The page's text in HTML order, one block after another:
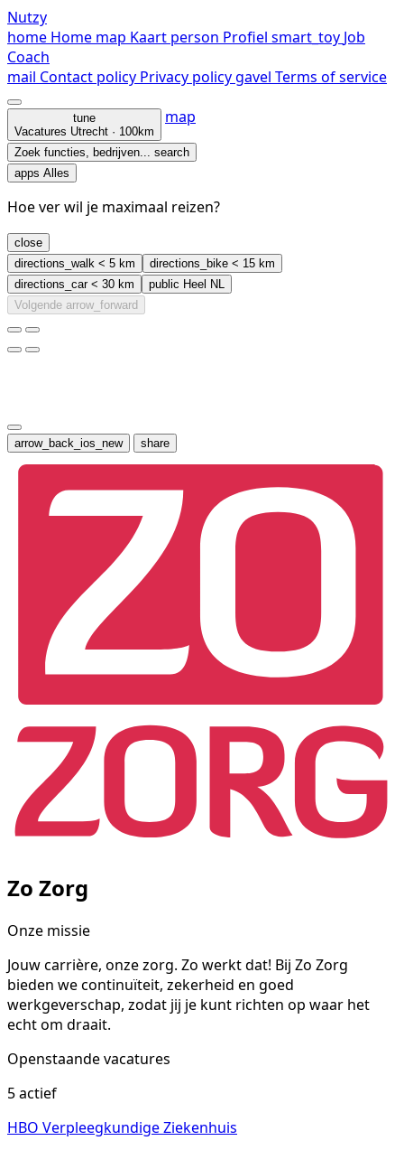
Nutzy
home Home map Kaart person Profiel smart_toy Job
Coach
mail Contact policy Privacy policygavel Terms of service
tune
Vacatures Utrecht · 100km
map
Zoek functies, bedrijven... search
apps Alles
Hoe ver wil je maximaal reizen?
close
directions_walk < 5 km directions_bike < 15 km
directions_car< 30 km public Heel NL
Volgende arrow_forward
arrow_back_ios_new share
Zo Zorg
Onze missie
Jouw carrière, onze zorg. Zo werkt dat! Bij Zo Zorg
bieden we continuïteit, zekerheid en goed
werkgeverschap, zodat jij je kunt richten op waar het
echt om draait.
Openstaande vacatures
5 actief
HBO Verpleegkundige Ziekenhuis